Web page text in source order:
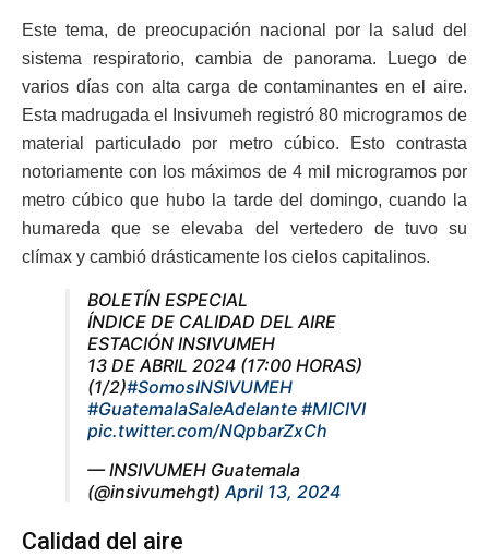
Este tema, de preocupación nacional por la salud del
sistema respiratorio, cambia de panorama. Luego de
varios días con alta carga de contaminantes en el aire.
Esta madrugada el Insivumeh registró 80 microgramos de
material particulado por metro cúbico. Esto contrasta
notoriamente con los máximos de 4 mil microgramos por
metro cúbico que hubo la tarde del domingo, cuando la
humareda que se elevaba del vertedero de tuvo su
clímax y cambió drásticamente los cielos capitalinos.
BOLETÍN ESPECIAL
ÍNDICE DE CALIDAD DEL AIRE
ESTACIÓN INSIVUMEH
13 DE ABRIL 2024 (17:00 HORAS)
(1/2)#SomosINSIVUMEH
#GuatemalaSaleAdelante #MICIVI
pic.twitter.com/NQpbarZxCh
— INSIVUMEH Guatemala
(@insivumehgt) April 13, 2024
Calidad del aire